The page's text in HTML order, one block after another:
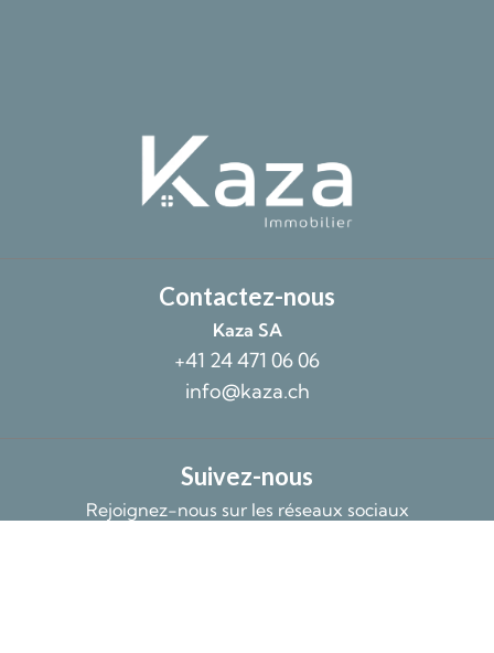
Contactez-nous
Kaza SA
+41 24 471 06 06
info@kaza.ch
Suivez-nous
Rejoignez-nous sur les réseaux sociaux